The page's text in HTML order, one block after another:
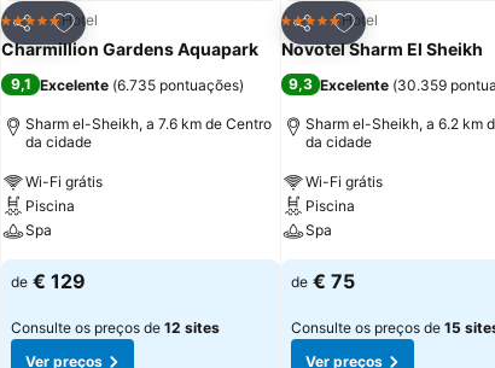
Partilhar
Adicionar aos favoritos
5 EstrelasHotel
Charmillion Gardens Aquapark
9,1 Excelente (6.735 pontuações)
Sharm el-Sheikh, a 7.6 km de Centro
da cidade
Wi-Fi grátis
Piscina
Spa
de € 129
Consulte os preços de 12 sites
Ver preços
Partilhar
Adicionar aos
5 EstrelasHotel
Novotel Sharm El Sheikh
9,3 Excelente (30.359
Sharm el-Sheikh, a 6.2 km
da cidade
Wi-Fi grátis
Piscina
Spa
de € 75
Consulte os preços de 15
Ver preços